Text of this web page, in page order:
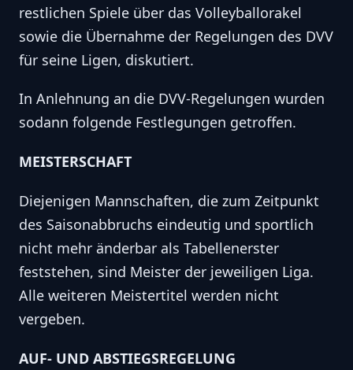
restlichen Spiele über das Volleyballorakel
sowie die Übernahme der Regelungen des DVV
für seine Ligen, diskutiert.
In Anlehnung an die DVV-Regelungen wurden
sodann folgende Festlegungen getroffen.
MEISTERSCHAFT
Diejenigen Mannschaften, die zum Zeitpunkt
des Saisonabbruchs eindeutig und sportlich
nicht mehr änderbar als Tabellenerster
feststehen, sind Meister der jeweiligen Liga.
Alle weiteren Meistertitel werden nicht
vergeben.
AUF- UND ABSTIEGSREGELUNG